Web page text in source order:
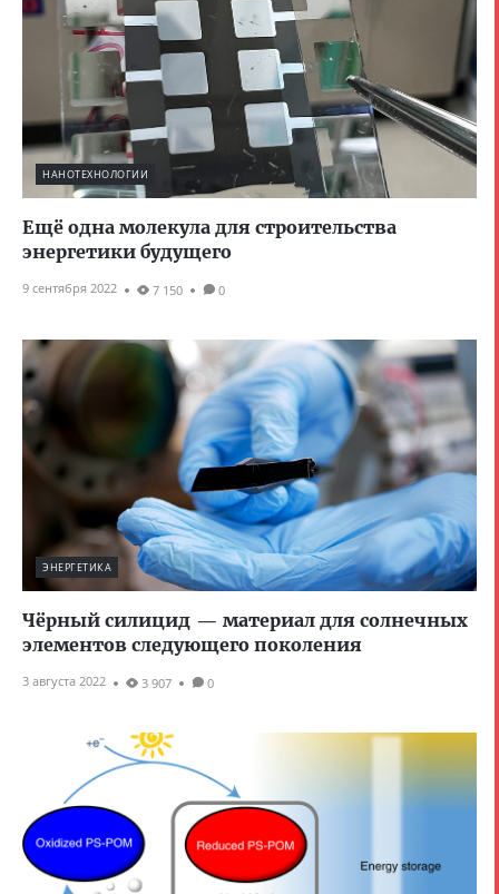
НАНОТЕХНОЛОГИИ
Ещё одна молекула для строительства
энергетики будущего
9 сентября 2022 7 150 0
ЭНЕРГЕТИКА
Чёрный силицид — материал для солнечных
элементов следующего поколения
3 августа 2022 3 907 0